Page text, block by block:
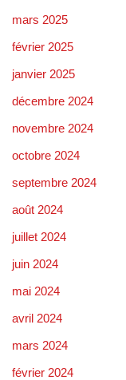
mars 2025
février 2025
janvier 2025
décembre 2024
novembre 2024
octobre 2024
septembre 2024
août 2024
juillet 2024
juin 2024
mai 2024
avril 2024
mars 2024
février 2024